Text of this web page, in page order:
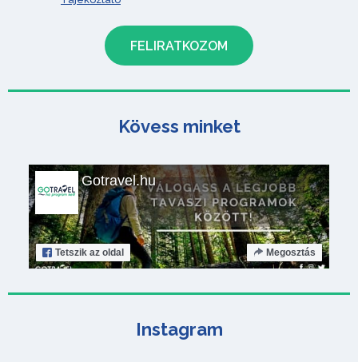
Kövess minket
Gotravel.hu
Tetszik az oldal Megosztás
Instagram